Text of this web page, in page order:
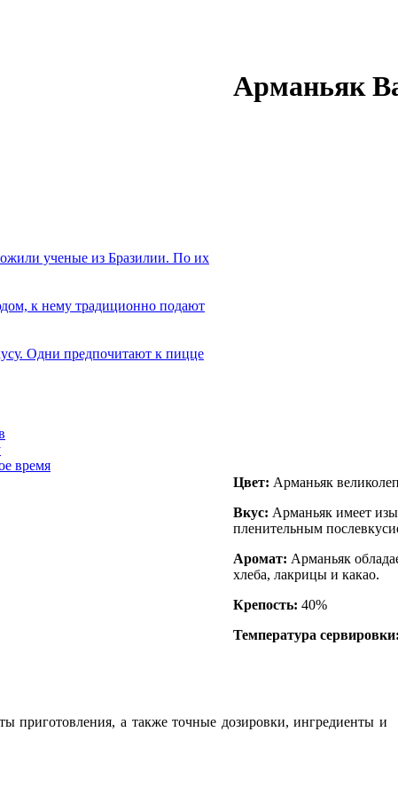
ученые из Бразилии. По их
к нему традиционно подают
Одни предпочитают к пицце
время
Арманьяк
Цвет: Арманьяк
Вкус: Арманьяк имеет
пленительным
Аромат: Арманьяк
хлеба, лакрицы и какао.
Крепость: 40%
Температура сервировки:
приготовления, а также точные дозировки, ингредиенты и